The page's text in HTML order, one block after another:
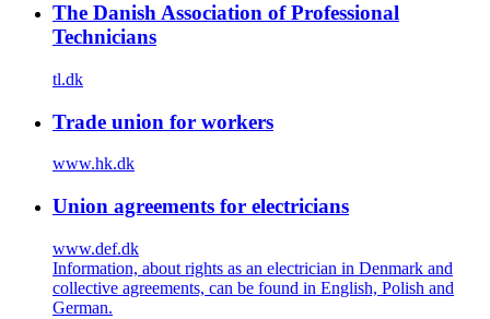
The Danish Association of Professional
Technicians
tl.dk
Trade union for workers
www.hk.dk
Union agreements for electricians
www.def.dk
Information, about rights as an electrician in Denmark and
collective agreements, can be found in English, Polish and
German.